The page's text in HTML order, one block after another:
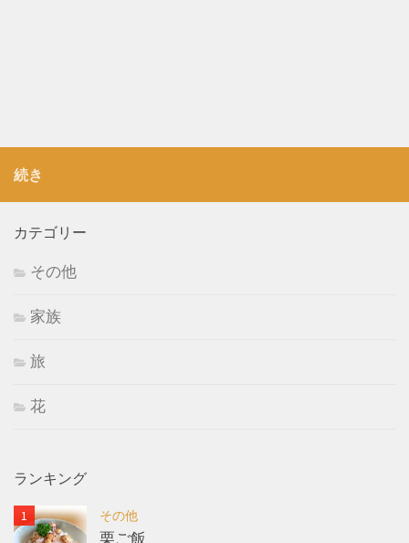
続き
カテゴリー
その他
家族
旅
花
ランキング
その他
栗ご飯